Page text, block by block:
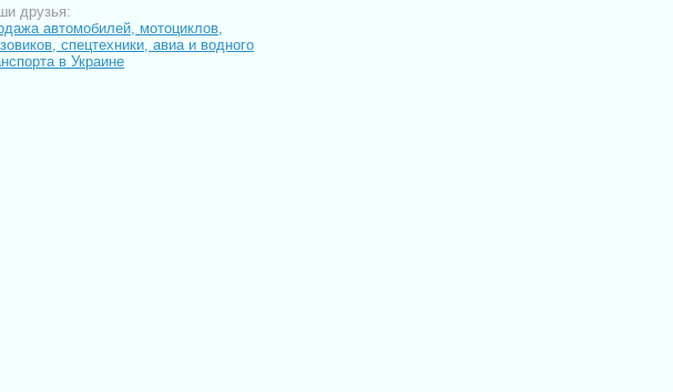
друзья:
автомобилей, мотоциклов,
спецтехники, авиа и водного
в Украине